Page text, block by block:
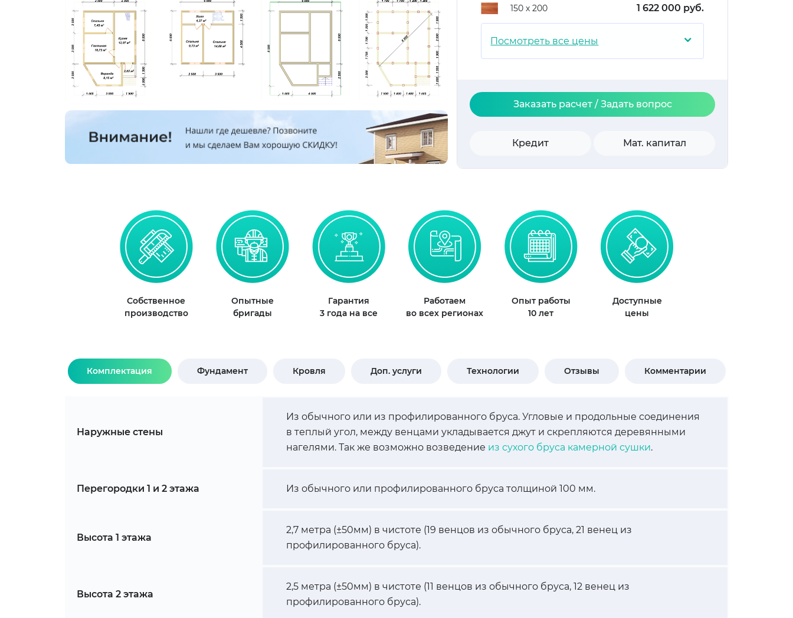
150 х 200 1 622 000 руб.
Посмотреть все цены ⌄
Заказать расчет / Задать вопрос
Кредит Мат. капитал
Собственное
производство
Опытные
бригады
Гарантия
3 года на все
Работаем
во всех регионах
Опыт работы
10 лет
Доступные
цены
Комплектация Фундамент Кровля Доп. услуги Технологии Отзывы Комментарии
Наружные стены
Из обычного или из профилированного бруса. Угловые и продольные соединения
в теплый угол, между венцами укладывается джут и скрепляются деревянными
нагелями. Так же возможно возведение из сухого бруса камерной сушки.
Перегородки 1 и 2 этажа Из обычного или профилированного бруса толщиной 100 мм.
Высота 1 этажа
2,7 метра (±50мм) в чистоте (19 венцов из обычного бруса, 21 венец из
профилированного бруса).
Высота 2 этажа
2,5 метра (±50мм) в чистоте (11 венцов из обычного бруса, 12 венец из
профилированного бруса).